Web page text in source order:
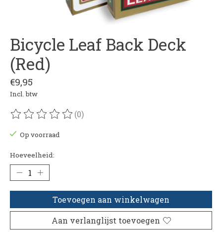
Bicycle Leaf Back Deck
(Red)
€9,95
Incl. btw
De beoordeling van dit product is
(0)
Op voorraad
Hoeveelheid:
Toevoegen aan winkelwagen
Aan verlanglijst toevoegen